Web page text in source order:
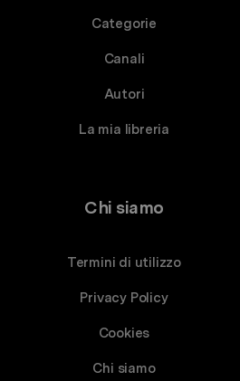
Categorie
Canali
Autori
La mia libreria
Chi siamo
Termini di utilizzo
Privacy Policy
Cookies
Chi siamo